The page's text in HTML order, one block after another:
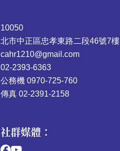
10050
北市中正區忠孝東路二段46號7樓
cahr1210@gmail.com
02-2393-6363
公務機 0970-725-760
傳真 02-2391-2158
社群媒體：